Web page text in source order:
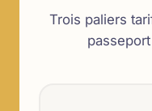
Trois paliers